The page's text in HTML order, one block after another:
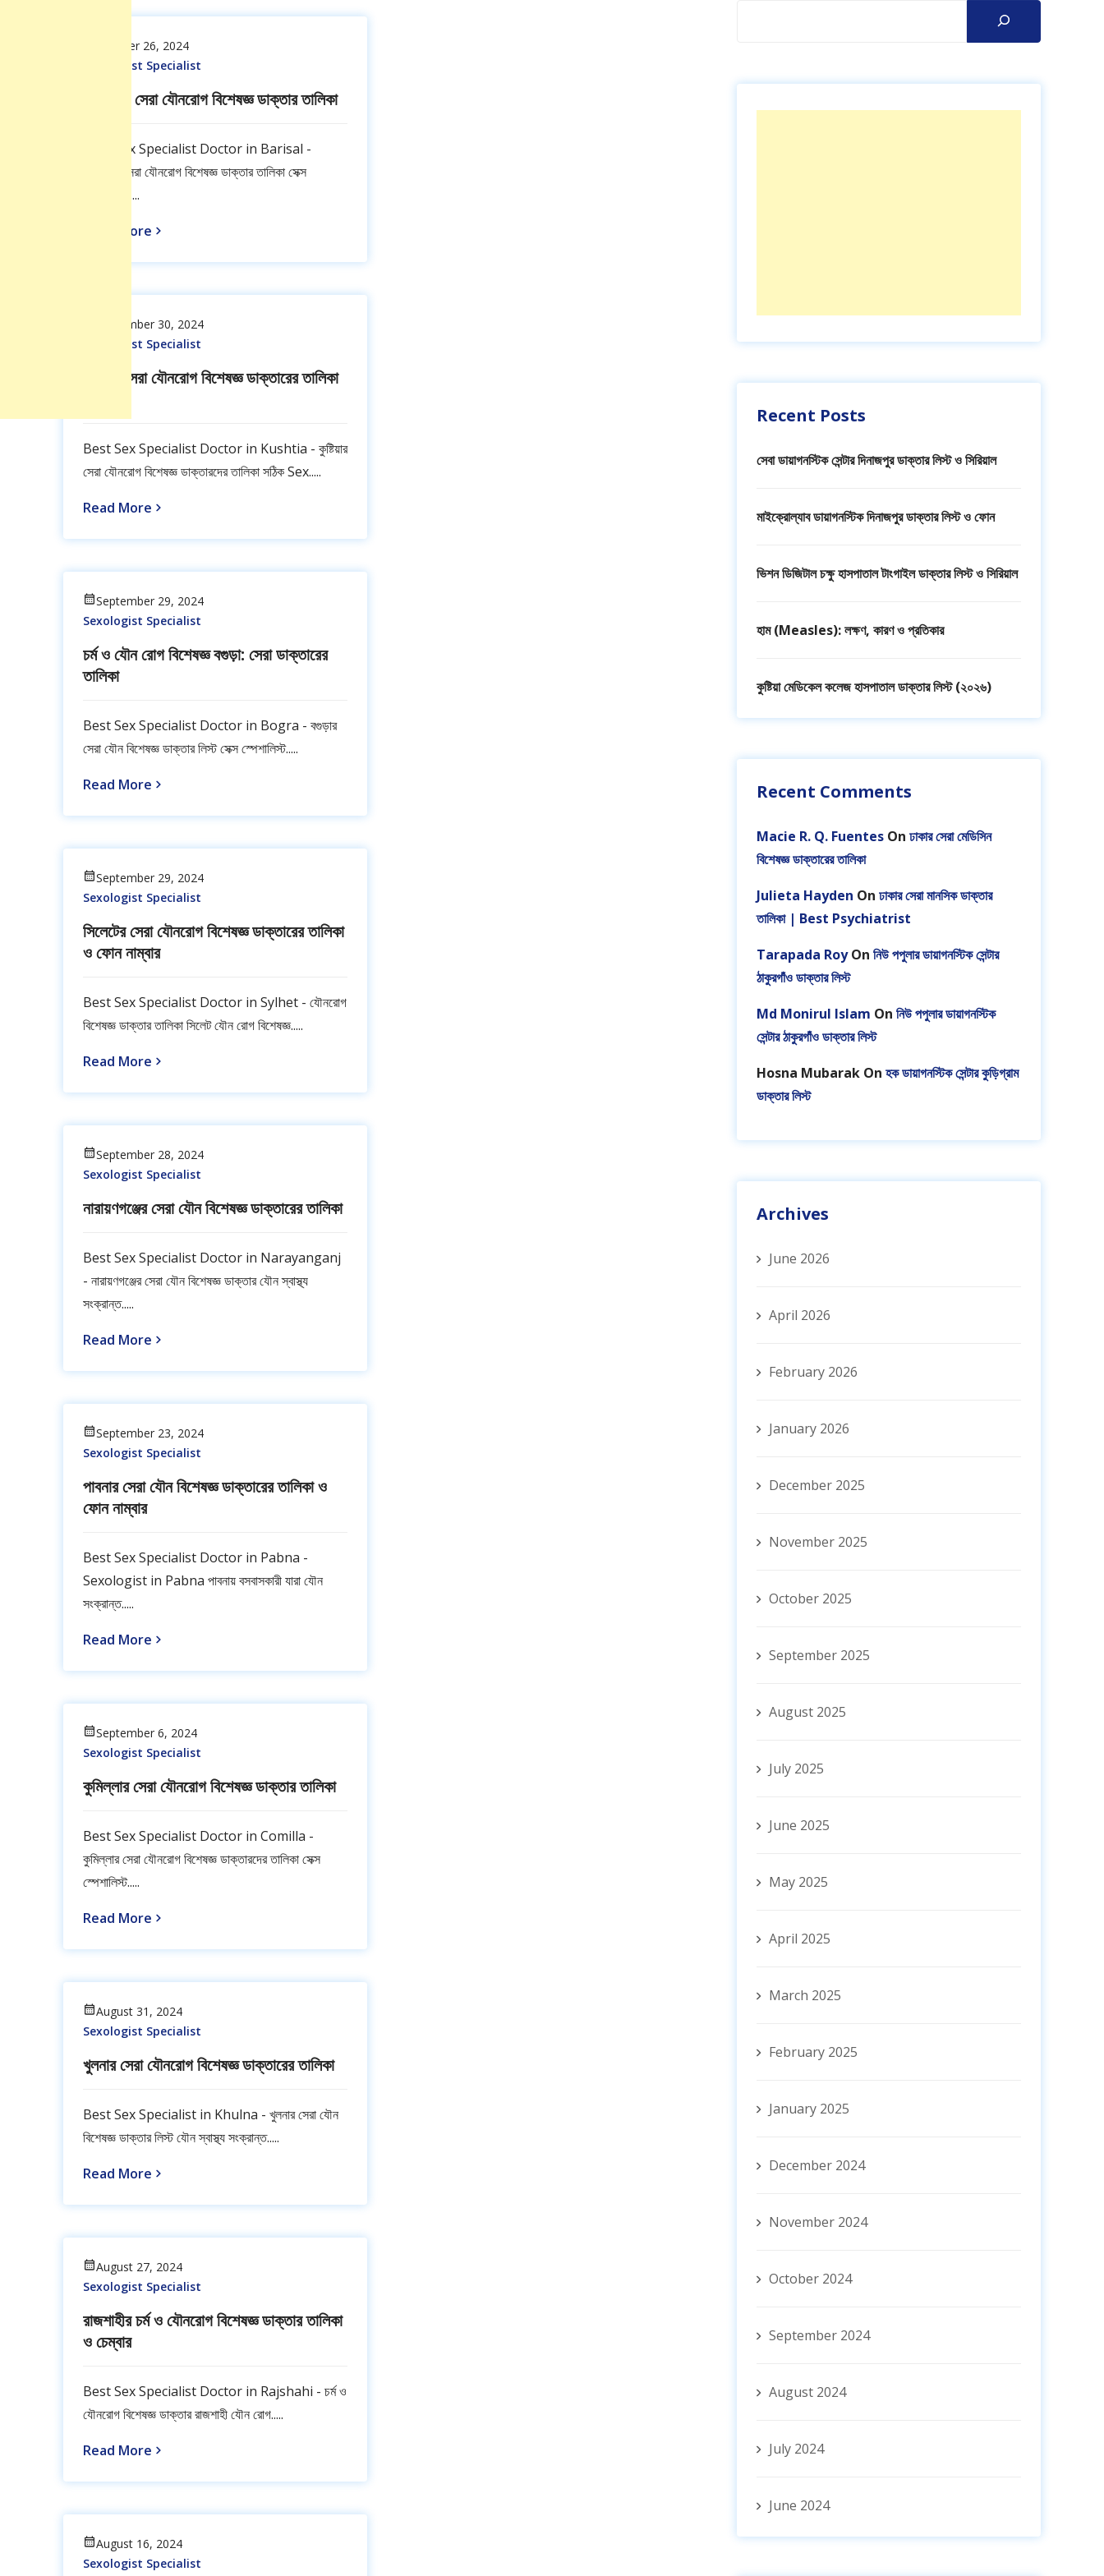
Recent Posts
সেবা ডায়াগনস্টিক সেন্টার দিনাজপুর ডাক্তার লিস্ট ও সিরিয়াল
মাইক্রোল্যাব ডায়াগনস্টিক দিনাজপুর ডাক্তার লিস্ট ও ফোন
ভিশন ডিজিটাল চক্ষু হাসপাতাল টাংগাইল ডাক্তার লিস্ট ও সিরিয়াল
হাম (Measles): লক্ষণ, কারণ ও প্রতিকার
কুষ্টিয়া মেডিকেল কলেজ হাসপাতাল ডাক্তার লিস্ট (২০২৬)
Recent Comments
Macie R. Q. Fuentes On ঢাকার সেরা মেডিসিন
বিশেষজ্ঞ ডাক্তারের তালিকা
Julieta Hayden On ঢাকার সেরা মানসিক ডাক্তার
তালিকা | Best Psychiatrist
Tarapada RoyOn নিউ পপুলার ডায়াগনস্টিক সেন্টার
ঠাকুরগাঁও ডাক্তার লিস্ট
Md Monirul Islam On নিউ পপুলার ডায়াগনস্টিক
সেন্টার ঠাকুরগাঁও ডাক্তার লিস্ট
Hosna Mubarak On হক ডায়াগনস্টিক সেন্টার কুড়িগ্রাম
ডাক্তার লিস্ট
Archives
June 2026
April 2026
February 2026
January 2026
December 2025
November 2025
October 2025
September 2025
August 2025
July 2025
June 2025
May 2025
April 2025
March 2025
February 2025
January 2025
December 2024
November 2024
October 2024
September 2024
August 2024
July 2024
June 2024
October 26, 2024
Sexologist Specialist
বরিশালের সেরা যৌনরোগ বিশেষজ্ঞ ডাক্তার তালিকা
Best Sex Specialist Doctor in Barisal -
বরিশালের সেরা যৌনরোগ বিশেষজ্ঞ ডাক্তার তালিকা সেক্স
স্পেশালিস্ট.....
Read More
September 30, 2024
Sexologist Specialist
কুষ্টিয়ার সেরা যৌনরোগ বিশেষজ্ঞ ডাক্তারের তালিকা
Best Sex Specialist Doctor in Kushtia - কুষ্টিয়ার
সেরা যৌনরোগ বিশেষজ্ঞ ডাক্তারদের তালিকা সঠিক Sex.....
Read More
September 29, 2024
Sexologist Specialist
চর্ম ও যৌন রোগ বিশেষজ্ঞ বগুড়া: সেরা ডাক্তারের
তালিকা
Best Sex Specialist Doctor in Bogra - বগুড়ার
সেরা যৌন বিশেষজ্ঞ ডাক্তার লিস্ট সেক্স স্পেশালিস্ট.....
Read More
September 29, 2024
Sexologist Specialist
সিলেটের সেরা যৌনরোগ বিশেষজ্ঞ ডাক্তারের তালিকা
ও ফোন নাম্বার
Best Sex Specialist Doctor in Sylhet - যৌনরোগ
বিশেষজ্ঞ ডাক্তার তালিকা সিলেট যৌন রোগ বিশেষজ্ঞ.....
Read More
September 28, 2024
Sexologist Specialist
নারায়ণগঞ্জের সেরা যৌন বিশেষজ্ঞ ডাক্তারের তালিকা
Best Sex Specialist Doctor in Narayanganj
- নারায়ণগঞ্জের সেরা যৌন বিশেষজ্ঞ ডাক্তার যৌন স্বাস্থ্য
সংক্রান্ত.....
Read More
September 23, 2024
Sexologist Specialist
পাবনার সেরা যৌন বিশেষজ্ঞ ডাক্তারের তালিকা ও
ফোন নাম্বার
Best Sex Specialist Doctor in Pabna -
Sexologist in Pabna পাবনায় বসবাসকারী যারা যৌন
সংক্রান্ত.....
Read More
September 6, 2024
Sexologist Specialist
কুমিল্লার সেরা যৌনরোগ বিশেষজ্ঞ ডাক্তার তালিকা
Best Sex Specialist Doctor in Comilla -
কুমিল্লার সেরা যৌনরোগ বিশেষজ্ঞ ডাক্তারদের তালিকা সেক্স
স্পেশালিস্ট.....
Read More
August 31, 2024
Sexologist Specialist
খুলনার সেরা যৌনরোগ বিশেষজ্ঞ ডাক্তারের তালিকা
Best Sex Specialist in Khulna - খুলনার সেরা যৌন
বিশেষজ্ঞ ডাক্তার লিস্ট যৌন স্বাস্থ্য সংক্রান্ত.....
Read More
August 27, 2024
Sexologist Specialist
রাজশাহীর চর্ম ও যৌনরোগ বিশেষজ্ঞ ডাক্তার তালিকা
ও চেম্বার
Best Sex Specialist Doctor in Rajshahi - চর্ম ও
যৌনরোগ বিশেষজ্ঞ ডাক্তার রাজশাহী যৌন রোগ.....
Read More
August 16, 2024
Sexologist Specialist